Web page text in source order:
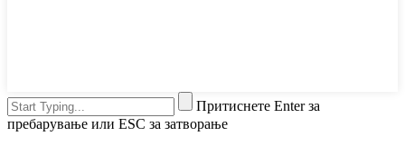
Притиснете Enter за
пребарување или ESC за затворање